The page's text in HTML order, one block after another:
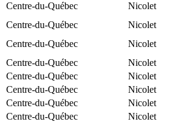
Centre-du-Québec
Nicolet
Centre-du-Québec
Nicolet
Centre-du-Québec
Nicolet
Centre-du-Québec
Nicolet
Centre-du-Québec
Nicolet
Centre-du-Québec
Nicolet
Centre-du-Québec
Nicolet
Centre-du-Québec Nicolet